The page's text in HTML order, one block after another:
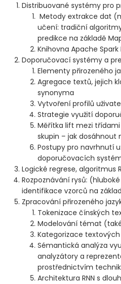
transformují na
rozhodování.
Distribuované systémy pro
Metody extrakce dat
učení: tradiční
predikce na základě
Knihovna Apache Spark
Doporučovací systémy a
Elementy přirozeného
Agregace textů, jejich
synonyma
Vytvoření profilů
Strategie využití
Měřítka lift mezi
skupin – jak dosáhnout
Postupy pro navrhnutí
doporučovacích
Logické regrese, algoritmus
Rozpoznávání rysů:
identifikace vzorců na
Zpracování přirozeného
Tokenizace čínských
Modelování témat
Kategorizace
Sémantická analýza
analyzátory a
prostřednictvím
Architektura RNN s